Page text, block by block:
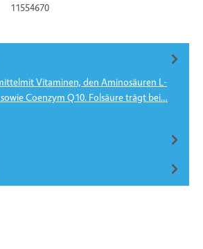
11554670
Vitaminen, den Aminosäuren L-
Coenzym Q10. Folsäure trägt bei…